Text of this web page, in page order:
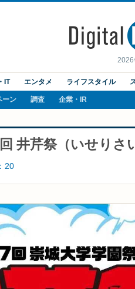
2026
IT エンタメ ライフスタイル
ーン 調査 企業・IR
井芹祭（いせりさ
20